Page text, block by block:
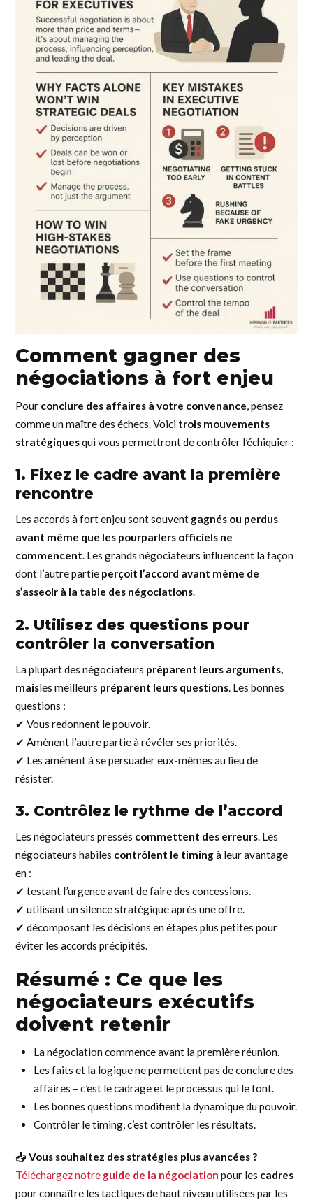
Comment gagner des
négociations à fort enjeu
Pour conclure des affaires à votre convenance, pensez
comme un maître des échecs. Voici trois mouvements
stratégiquesqui vous permettront de contrôler l’échiquier :
1. Fixez le cadre avant la première
rencontre
Les accords à fort enjeu sont souvent gagnés ou perdus
avant même que les pourparlers officiels ne
commencent. Les grands négociateurs influencent la façon
dont l’autre partie perçoit l’accord avant même de
s’asseoir à la table des négociations.
2. Utilisez des questions pour
contrôler la conversation
La plupart des négociateurs préparent leurs arguments,
maisles meilleurs préparent leurs questions. Les bonnes
questions :
✔ Vous redonnent le pouvoir.
✔ Amènent l’autre partie à révéler ses priorités.
✔ Les amènent à se persuader eux-mêmes au lieu de
résister.
3. Contrôlez le rythme de l’accord
Les négociateurs pressés commettent des erreurs. Les
négociateurs habiles contrôlent le timingà leur avantage
en :
✔ testant l’urgence avant de faire des concessions.
✔ utilisant un silence stratégique après une offre.
✔ décomposant les décisions en étapes plus petites pour
éviter les accords précipités.
Résumé : Ce que les
négociateurs exécutifs
doivent retenir
La négociation commence avant la première réunion.
Les faits et la logique ne permettent pas de conclure des
affaires – c’est le cadrage et le processus qui le font.
Les bonnes questions modifient la dynamique du pouvoir.
Contrôler le timing, c’est contrôler les résultats.
📥Vous souhaitez des stratégies plus avancées ?
Téléchargez notre guide de la négociation pour les cadres
pour connaître les tactiques de haut niveau utilisées par les